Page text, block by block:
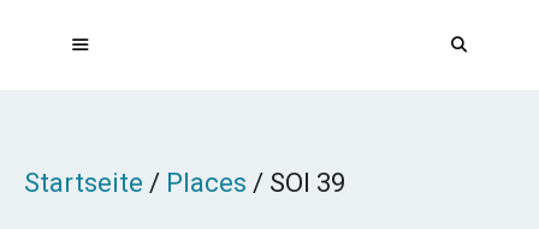
Startseite / Places / SOI 39